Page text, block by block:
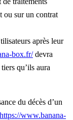
ou sur un contrat
après leur
box.fr/devra
qu’ils aura
du décès d’un
https://www.banana-